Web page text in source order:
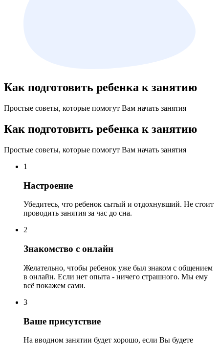
Как подготовить ребенка к занятию
Простые советы, которые помогут Вам начать занятия
Как подготовить ребенка к занятию
Простые советы, которые помогут Вам начать занятия
1
Настроение
Убедитесь, что ребенок сытый и отдохнувший. Не стоит
проводить занятия за час до сна.
2
Знакомство с онлайн
Желательно, чтобы ребенок уже был знаком с общением
в онлайн. Если нет опыта - ничего страшного. Мы ему
всё покажем сами.
3
Ваше присутствие
На вводном занятии будет хорошо, если Вы будете